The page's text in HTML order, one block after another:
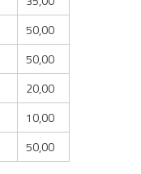
50,00
50,00
20,00
10,00
50,00